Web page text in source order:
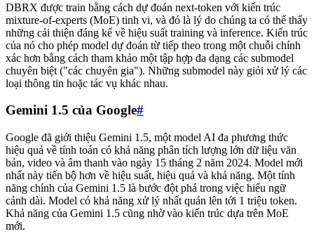
DBRX được train bằng cách dự đoán next-token với kiến trúc
mixture-of-experts (MoE) tinh vi, và đó là lý do chúng ta có thể thấy
những cải thiện đáng kể về hiệu suất training và inference. Kiến trúc
của nó cho phép model dự đoán từ tiếp theo trong một chuỗi chính
xác hơn bằng cách tham khảo một tập hợp đa dạng các submodel
chuyên biệt ("các chuyên gia"). Những submodel này giỏi xử lý các
loại thông tin hoặc tác vụ khác nhau.
Gemini 1.5 của Google#
Google đã giới thiệu Gemini 1.5, một model AI đa phương thức
hiệu quả về tính toán có khả năng phân tích lượng lớn dữ liệu văn
bản, video và âm thanh vào ngày 15 tháng 2 năm 2024. Model mới
nhất này tiến bộ hơn về hiệu suất, hiệu quả và khả năng. Một tính
năng chính của Gemini 1.5 là bước đột phá trong việc hiểu ngữ
cảnh dài. Model có khả năng xử lý nhất quán lên tới 1 triệu token.
Khả năng của Gemini 1.5 cũng nhờ vào kiến trúc dựa trên MoE
mới.